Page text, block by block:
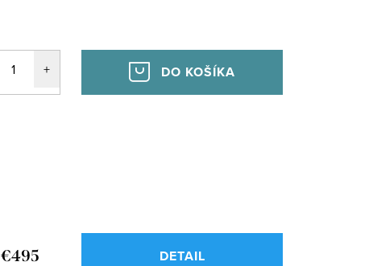
DO KOŠÍKA
€495 DETAIL